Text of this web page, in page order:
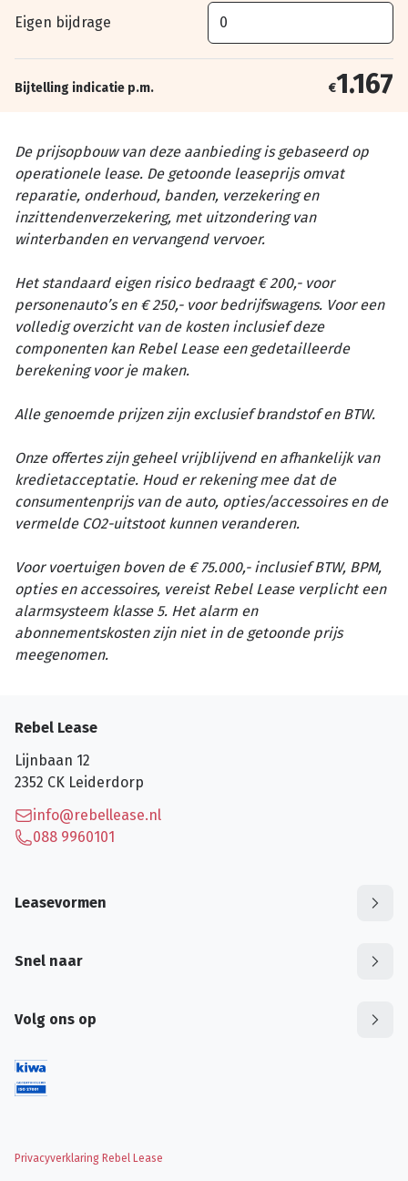
Eigen bijdrage
Bijtelling indicatie p.m. €1.167
De prijsopbouw van deze aanbieding is gebaseerd op
operationele lease. De getoonde leaseprijs omvat
reparatie, onderhoud, banden, verzekering en
inzittendenverzekering, met uitzondering van
winterbanden en vervangend vervoer.
Het standaard eigen risico bedraagt € 200,- voor
personenauto’s en € 250,- voor bedrijfswagens. Voor een
volledig overzicht van de kosten inclusief deze
componenten kan Rebel Lease een gedetailleerde
berekening voor je maken.
Alle genoemde prijzen zijn exclusief brandstof en BTW.
Onze offertes zijn geheel vrijblijvend en afhankelijk van
kredietacceptatie. Houd er rekening mee dat de
consumentenprijs van de auto, opties/accessoires en de
vermelde CO2-uitstoot kunnen veranderen.
Voor voertuigen boven de € 75.000,- inclusief BTW, BPM,
opties en accessoires, vereist Rebel Lease verplicht een
alarmsysteem klasse 5. Het alarm en
abonnementskosten zijn niet in de getoonde prijs
meegenomen.
Rebel Lease
Lijnbaan 12
2352 CK Leiderdorp
info@rebellease.nl
088 9960101
Leasevormen
Snel naar
Volg ons op
Privacyverklaring Rebel Lease